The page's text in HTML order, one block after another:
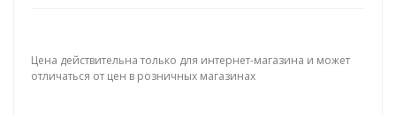
Цена действительна только для интернет-магазина и может
отличаться от цен в розничных магазинах